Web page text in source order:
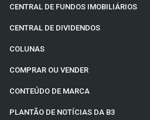
CENTRAL DE FUNDOS IMOBILIÁRIOS
CENTRAL DE DIVIDENDOS
COLUNAS
COMPRAR OU VENDER
CONTEÚDO DE MARCA
PLANTÃO DE NOTÍCIAS DA B3